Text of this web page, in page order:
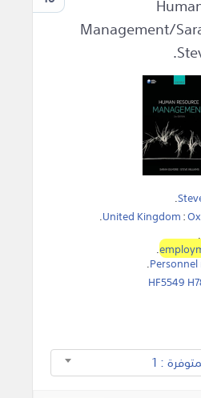
Management/
.
United Kingdom:
.
.
.
.
HF5549
: 1